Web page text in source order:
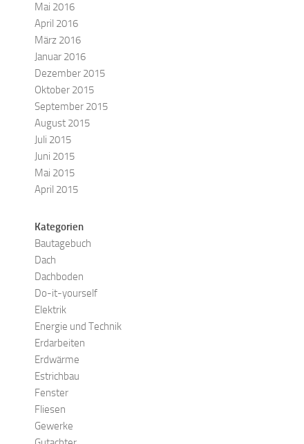
Mai 2016
April 2016
März 2016
Januar 2016
Dezember 2015
Oktober 2015
September 2015
August 2015
Juli 2015
Juni 2015
Mai 2015
April 2015
Kategorien
Bautagebuch
Dach
Dachboden
Do-it-yourself
Elektrik
Energie und Technik
Erdarbeiten
Erdwärme
Estrichbau
Fenster
Fliesen
Gewerke